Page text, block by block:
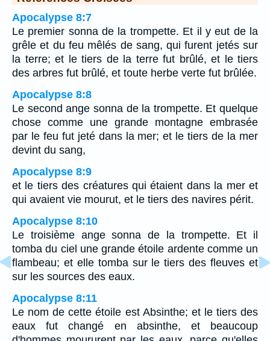
Apocalypse 8:7
Le premier sonna de la trompette. Et il y eut de la
grêle et du feu mêlés de sang, qui furent jetés sur
la terre; et le tiers de la terre fut brûlé, et le tiers
des arbres fut brûlé, et toute herbe verte fut brûlée.
Apocalypse 8:8
Le second ange sonna de la trompette. Et quelque
chose comme une grande montagne embrasée
par le feu fut jeté dans la mer; et le tiers de la mer
devint du sang,
Apocalypse 8:9
et le tiers des créatures qui étaient dans la mer et
qui avaient vie mourut, et le tiers des navires périt.
Apocalypse 8:10
Le troisième ange sonna de la trompette. Et il
tomba du ciel une grande étoile ardente comme un
flambeau; et elle tomba sur le tiers des fleuves et
sur les sources des eaux.
Apocalypse 8:11
Le nom de cette étoile est Absinthe; et le tiers des
eaux fut changé en absinthe, et beaucoup